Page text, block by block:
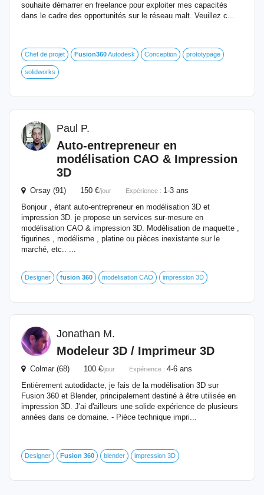
souhaite démarrer en freelance pour exploiter mes capacités
dans le cadre des opportunités sur le réseau malt. Veuillez c...
Chef de projet Fusion360Autodesk Conception prototypage
solidworks
Paul P.
Auto-entrepreneur en
modélisation CAO & Impression
3D
Orsay (91) 150 €/jour Expérience : 1-3 ans
Bonjour , étant auto-entrepreneur en modélisation 3D et
impression 3D. je propose un services sur-mesure en
modélisation CAO & impression 3D. Modélisation de maquette ,
figurines , modélisme , platine ou pièces inexistante sur le
marché, etc.. ...
Designer fusion 360 modelisation CAO impression 3D
Jonathan M.
Modeleur 3D / Imprimeur 3D
Colmar (68) 100 €/jour Expérience : 4-6 ans
Entièrement autodidacte, je fais de la modélisation 3D sur
Fusion 360 et Blender, principalement destiné à être utilisée en
impression 3D. J'ai d'ailleurs une solide expérience de plusieurs
années dans ce domaine. - Pièce technique impri...
Designer Fusion 360 blender impression 3D